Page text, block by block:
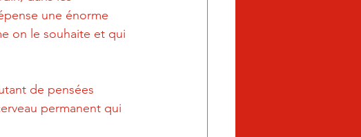
une énorme
on le souhaite et qui
de pensées
permanent qui